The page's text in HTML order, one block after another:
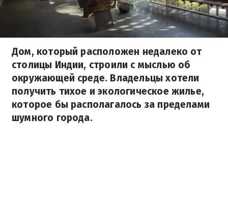
Дом, который расположен недалеко от
столицы Индии, строили с мыслью об
окружающей среде. Владельцы хотели
получить тихое и экологическое жилье,
которое бы располагалось за пределами
шумного города.